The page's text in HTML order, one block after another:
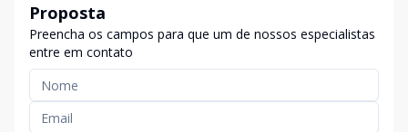
Proposta
Preencha os campos para que um de nossos especialistas
entre em contato